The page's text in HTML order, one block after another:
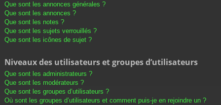
Que sont les annonces générales ?
Que sont les annonces ?
Que sont les notes ?
Que sont les sujets verrouillés ?
Que sont les icônes de sujet ?
Niveaux des utilisateurs et groupes d’utilisateurs
Que sont les administrateurs ?
Que sont les modérateurs ?
Que sont les groupes d’utilisateurs ?
Où sont les groupes d’utilisateurs et comment puis-je en rejoindre un ?